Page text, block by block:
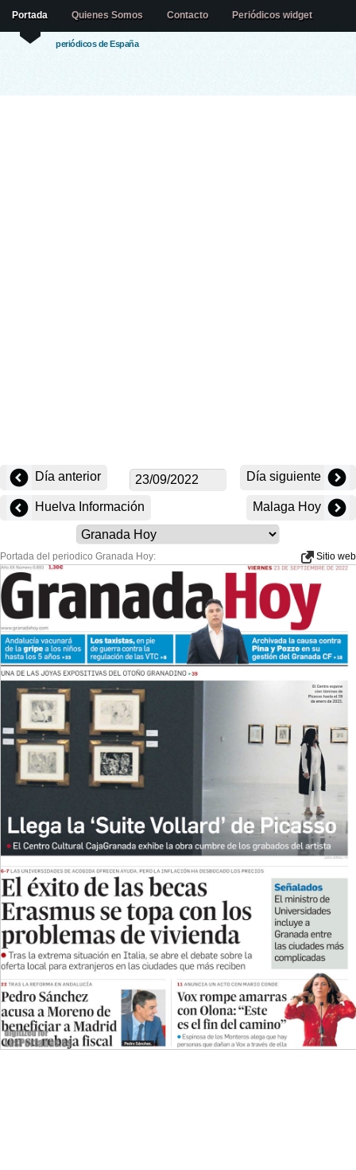
periódicos de España
Portada Quienes Somos Contacto Periódicos widget
Día anterior Día siguiente
Huelva Información Malaga Hoy
Portada del periodico Granada Hoy: Sitio web